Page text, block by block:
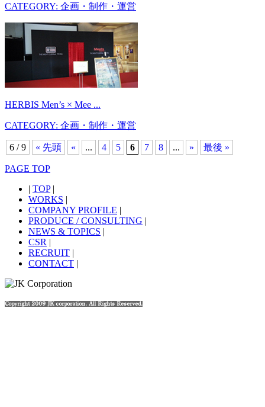
CATEGORY: 企画・制作・運営
HERBIS Men’s × Mee ...
CATEGORY: 企画・制作・運営
6 / 9 « 先頭 « ... 4 5 6 7 8 ... » 最後 »
PAGE TOP
| TOP|
WORKS |
COMPANY PROFILE |
PRODUCE / CONSULTING |
NEWS & TOPICS |
CSR |
RECRUIT |
CONTACT |